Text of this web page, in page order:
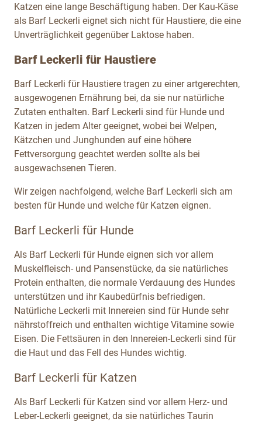
Katzen eine lange Beschäftigung haben. Der Kau-Käse
als Barf Leckerli eignet sich nicht für Haustiere, die eine
Unverträglichkeit gegenüber Laktose haben.
Barf Leckerli für Haustiere
Barf Leckerli für Haustiere tragen zu einer artgerechten,
ausgewogenen Ernährung bei, da sie nur natürliche
Zutaten enthalten. Barf Leckerli sind für Hunde und
Katzen in jedem Alter geeignet, wobei bei Welpen,
Kätzchen und Junghunden auf eine höhere
Fettversorgung geachtet werden sollte als bei
ausgewachsenen Tieren.
Wir zeigen nachfolgend, welche Barf Leckerli sich am
besten für Hunde und welche für Katzen eignen.
Barf Leckerli für Hunde
Als Barf Leckerli für Hunde eignen sich vor allem
Muskelfleisch- und Pansenstücke, da sie natürliches
Protein enthalten, die normale Verdauung des Hundes
unterstützen und ihr Kaubedürfnis befriedigen.
Natürliche Leckerli mit Innereien sind für Hunde sehr
nährstoffreich und enthalten wichtige Vitamine sowie
Eisen. Die Fettsäuren in den Innereien-Leckerli sind für
die Haut und das Fell des Hundes wichtig.
Barf Leckerli für Katzen
Als Barf Leckerli für Katzen sind vor allem Herz- und
Leber-Leckerli geeignet, da sie natürliches Taurin